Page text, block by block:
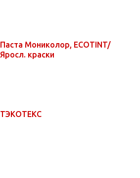
Паста Мониколор, ECOTINT/
Яросл. краски
ТЭКОТЕКС